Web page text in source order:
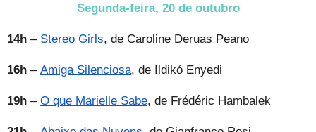
Segunda-feira, 20 de outubro
14h – Stereo Girls, de Caroline Deruas Peano
16h – Amiga Silenciosa, de Ildikó Enyedi
19h – O que Marielle Sabe, de Frédéric Hambalek